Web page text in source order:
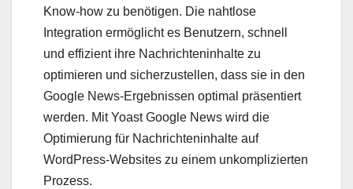
Know-how zu benötigen. Die nahtlose
Integration ermöglicht es Benutzern, schnell
und effizient ihre Nachrichteninhalte zu
optimieren und sicherzustellen, dass sie in den
Google News-Ergebnissen optimal präsentiert
werden. Mit Yoast Google News wird die
Optimierung für Nachrichteninhalte auf
WordPress-Websites zu einem unkomplizierten
Prozess.